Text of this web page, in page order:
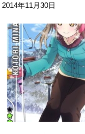
2014年11月30日